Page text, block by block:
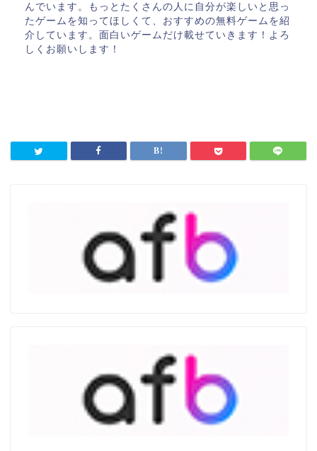
んでいます。もっとたくさんの人に自分が楽しいと思っ
たゲームを知ってほしくて、おすすめの無料ゲームを紹
介しています。面白いゲームだけ載せていきます！よろ
しくお願いします！